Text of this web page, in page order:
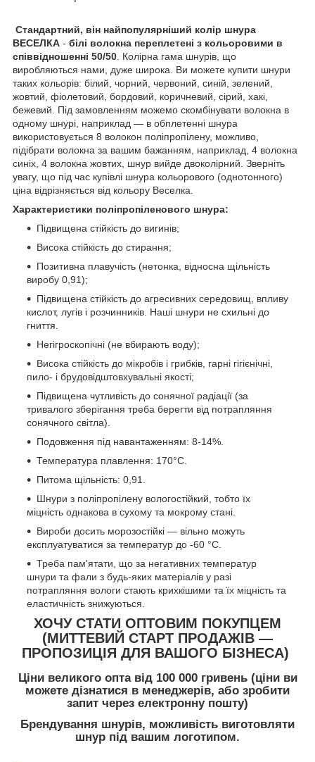
Стандартний, він найпопулярніший колір шнура
ВЕСЕЛКА - білі волокна переплетені з кольоровими в
співвідношенні 50/50. Колірна гама шнурів, що
виробляються нами, дуже широка. Ви можете купити шнури
таких кольорів: білий, чорний, червоний, синій, зелений,
жовтий, фіолетовий, бордовий, коричневий, сірий, хакі,
бежевий. Під замовленням можемо скомбінувати волокна в
одному шнурі, наприклад — в обплетенні шнура
використовується 8 волокон поліпропілену, можливо,
підібрати волокна за вашим бажанням, наприклад, 4 волокна
синіх, 4 волокна жовтих, шнур вийде двоколірний. Зверніть
увагу, що під час купівлі шнура кольорового (однотонного)
ціна відрізняється від кольору Веселка.
Характеристики поліпропіленового шнура:
Підвищена стійкість до вигинів;
Висока стійкість до стирання;
Позитивна плавучість (нетонка, відносна щільність
виробу 0,91);
Підвищена стійкість до агресивних середовищ, впливу
кислот, лугів і розчинників. Наші шнури не схильні до
гниття.
Негігроскопічні (не вбирають воду);
Висока стійкість до мікробів і грибків, гарні гігієнічні,
пило- і брудовідштовхувальні якості;
Підвищена чутливість до сонячної радіації (за
тривалого зберігання треба берегти від потрапляння
сонячного світла).
Подовження під навантаженням: 8-14%.
Температура плавлення: 170°С.
Питома щільність: 0,91.
Шнури з поліпропілену вологостійкий, тобто їх
міцність однакова в сухому та мокрому стані.
Вироби досить морозостійкі — вільно можуть
експлуатуватися за температур до -60 °C.
Треба пам'ятати, що за негативних температур
шнури та фали з будь-яких матеріалів у разі
потрапляння вологи стають крихкішими та їх міцність та
еластичність знижуються.
ХОЧУ СТАТИ ОПТОВИМ ПОКУПЦЕМ
(МИТТЕВИЙ СТАРТ ПРОДАЖІВ —
ПРОПОЗИЦІЯ ДЛЯ ВАШОГО БІЗНЕСА)
Ціни великого опта від 100 000 гривень (ціни ви
можете дізнатися в менеджерів, або зробити
запит через електронну пошту)
Брендування шнурів, можливість виготовляти
шнур під вашим логотипом.